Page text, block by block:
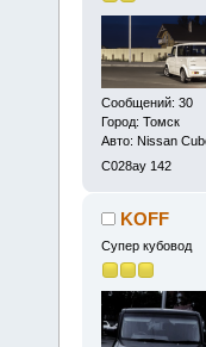
Сообщений: 30
Город: Томск
Авто: Nissan
С028ау 142
KOFF
Супер кубовод